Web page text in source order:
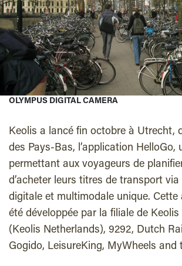
OLYMPUS DIGITAL CAMERA
Keolis a lancé fin octobre à Utrecht,
des Pays-Bas, l’application HelloGo,
permettant aux voyageurs de
d’acheter leurs titres de transport
digitale et multimodale unique. Cette
été développée par la filiale de
(Keolis Netherlands), 9292, Dutch
Gogido, LeisureKing, MyWheels and